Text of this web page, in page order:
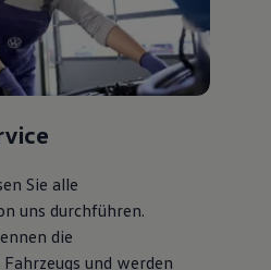
Sie alle
uns durchführen.
die
und werden